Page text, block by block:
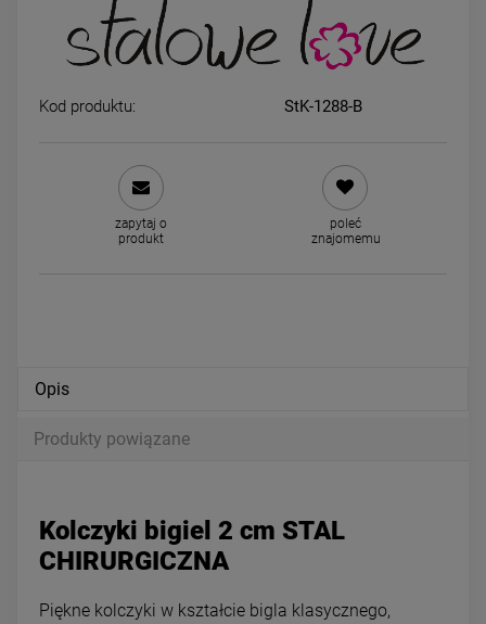
STAL CHIRURGICZNA
koła 2 cm klasyk
34,00 zł
Kolczyki STAL
kryształki granatowe 0,4
24,00 zł
Kod produktu: StK-1288-B
zapytaj o
produkt
poleć
znajomemu
Opis
Produkty powiązane
Kolczyki bigiel 2 cm STAL
CHIRURGICZNA
Piękne kolczyki w kształcie bigla klasycznego,